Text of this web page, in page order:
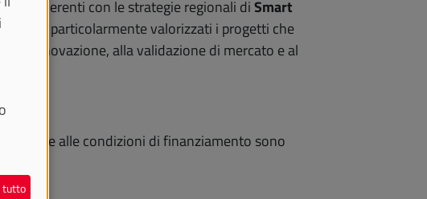
coerenti con le strategie regionali diSmart
inoltre particolarmente valorizzati i progetti che
all'innovazione, alla validazione di mercato e al
e alle condizioni di finanziamento sono
tutto